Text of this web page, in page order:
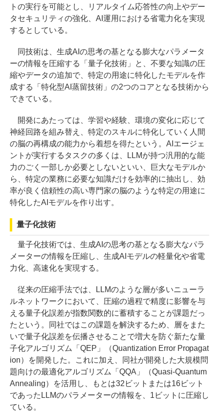
トの実行を可能とし、リアルタイム応答性の向上やデー
タセキュリティの強化、AI運用における省電力化を実現
するとしている。
同技術は、生成AIの思考の基となる膨大なパラメータ
ーの情報を圧縮する「量子化技術」と、不要な知識の圧
縮やデータの追加で、特定の用途に特化したモデルを作
成する「特化型AI蒸留技術」の2つのコアとなる技術から
できている。
開発にあたっては、学習や経験、環境の変化に応じて
神経回路を組み替え、特定のスキルに特化していく人間
の脳の再構成の能力から着想を得たという。AIエージェ
ントが実行するタスクの多くは、LLMが持つ汎用的な能
力のごく一部しか必要としないといい、巨大なモデルか
ら、特定の業務に必要な知識だけを効率的に抽出し、効
率が良く信頼性の高い専門家の脳のような特定の用途に
特化したAIモデルを作り出す。
量子化技術
量子化技術では、生成AIの思考の基となる膨大なパラ
メーターの情報を圧縮し、生成AIモデルの軽量化や省電
力化、高速化を実現する。
従来の圧縮手法では、LLMのような層が多いニューラ
ルネットワークにおいて、圧縮の過程で精度に影響を与
える量子化誤差が指数関数的に蓄積することが課題だっ
たという。同社ではこの課題を解決するため、層をまた
いで量子化誤差を伝播させることで増大を防ぐ新たな量
子化アルゴリズム「QEP」（Quantization Error Propagat
ion）を開発した。これに加え、同社が開発した大規模問
題向けの最適化アルゴリズム「QQA」（Quasi-Quantum
Annealing）を活用し、もとは32ビットまたは16ビット
であったLLMのパラメーターの情報を、1ビットに圧縮し
ている。